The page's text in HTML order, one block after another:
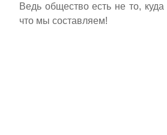
Ведь общество есть не то,
что мы составляем!